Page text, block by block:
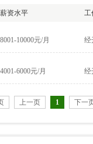
薪资水平 工
8001-10000元/月 经
4001-6000元/月 经
上一页 1 下一